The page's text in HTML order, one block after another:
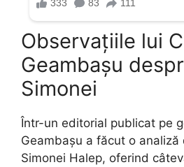
Observațiile lui
Geambașu
Simonei
Într-un editorial publicat pe
Geambașu a făcut o
Simonei Halep, oferind